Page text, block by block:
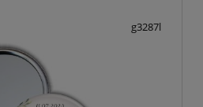
g3287l